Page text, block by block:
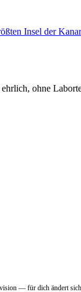
Insel der
ohne
— für dich ändert sich